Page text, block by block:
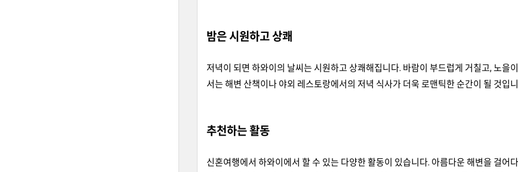
밤은 시원하고 상쾌
저녁이 되면 하와이의 날씨는 시원하고 상쾌해집니다. 바람이 부드럽게 거칠고, 노을
서는 해변 산책이나 야외 레스토랑에서의 저녁 식사가 더욱 로맨틱한 순간이 될 것입
추천하는 활동
신혼여행에서 하와이에서 할 수 있는 다양한 활동이 있습니다. 아름다운 해변을 걸